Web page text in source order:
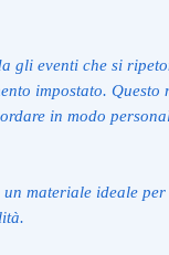
gli eventi che si
impostato.
in modo
materiale ideale